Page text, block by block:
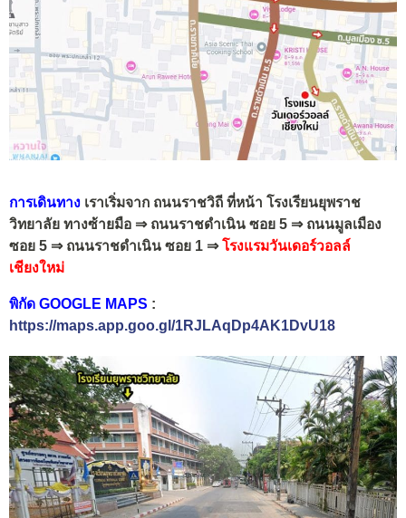
การเดินทาง เราเริ่มจาก ถนนราชวิถี ที่หน้า โรงเรียนยุพราช
วิทยาลัย ทางซ้ายมือ ⇒ ถนนราชดำเนิน ซอย 5 ⇒ ถนนมูลเมือง
ซอย 5 ⇒ ถนนราชดำเนิน ซอย 1 ⇒โรงแรมวันเดอร์วอลล์
เชียงใหม่
พิกัด GOOGLE MAPS :
https://maps.app.goo.gl/1RJLAqDp4AK1DvU18